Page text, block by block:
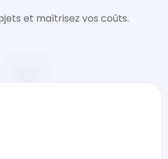
et maîtrisez vos coûts.